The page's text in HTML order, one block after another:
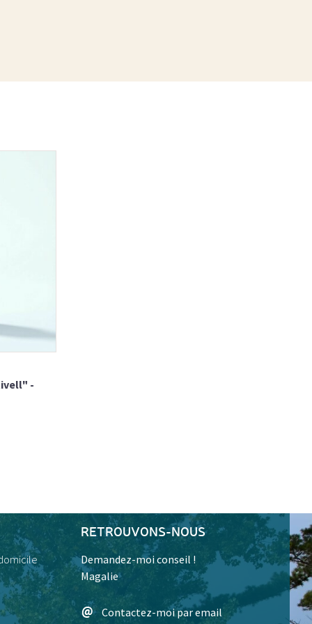
-
RETROUVONS-NOUS
Demandez-moi conseil !
Magalie
Contactez-moi par email